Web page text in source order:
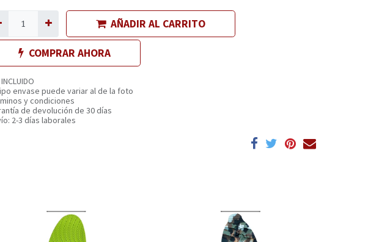
AÑADIR AL CARRITO
COMPRAR AHORA
envase puede variar al de la foto
y condiciones
de devolución de 30 días
2-3 días laborales